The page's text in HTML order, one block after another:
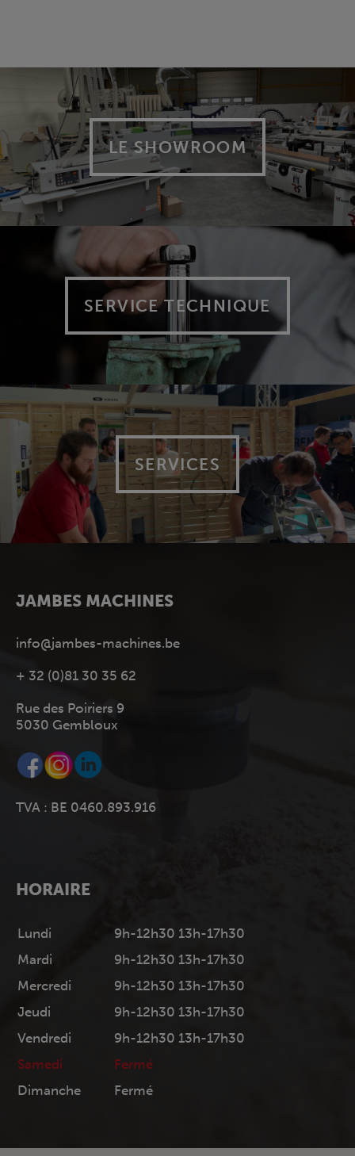
LE SHOWROOM
SERVICE TECHNIQUE
SERVICES
JAMBES MACHINES
info@jambes-machines.be
+ 32 (0)81 30 35 62
Rue des Poiriers 9
5030 Gembloux
TVA : BE 0460.893.916
HORAIRE
Lundi
9h-12h30 13h-17h30
Mardi
9h-12h30 13h-17h30
Mercredi
9h-12h30 13h-17h30
Jeudi
9h-12h30 13h-17h30
Vendredi
9h-12h30 13h-17h30
Samedi
Fermé
Dimanche
Fermé